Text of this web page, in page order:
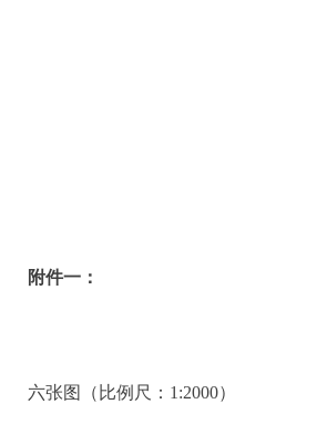
附件一：
六张图（比例尺：1:2000）